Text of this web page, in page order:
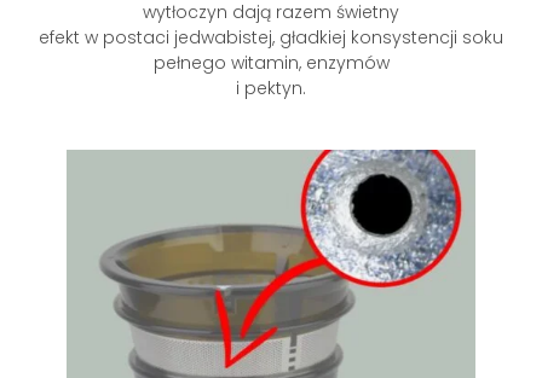
wytłoczyn dają razem świetny
efekt w postaci jedwabistej, gładkiej konsystencji soku
pełnego witamin, enzymów
i pektyn.